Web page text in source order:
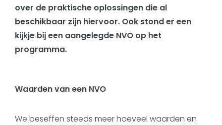
over de praktische oplossingen die al
beschikbaar zijn hiervoor. Ook stond er een
kijkje bij een aangelegde NVO op het
programma.
Waarden van een NVO
We beseffen steeds meer hoeveel waarden en